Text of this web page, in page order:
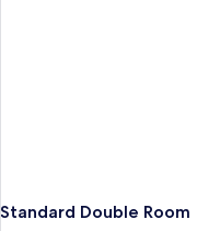
Standard Double Room